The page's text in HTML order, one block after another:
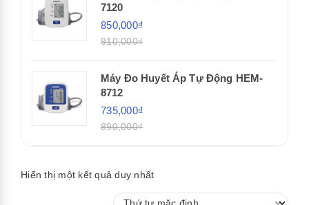
7120
850,000₫
910,000₫
Máy Đo Huyết Áp Tự Động HEM-
8712
735,000₫
890,000₫
Hiển thị một kết quả duy nhất